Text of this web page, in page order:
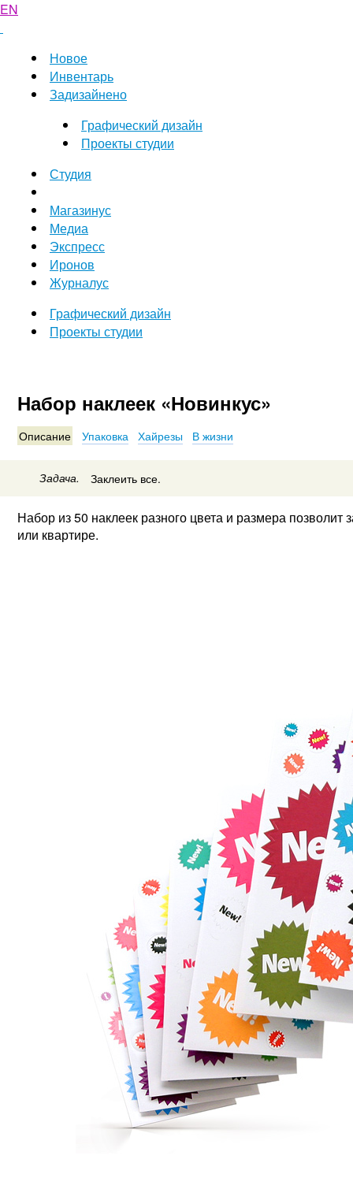
EN
Новое
Инвентарь
Задизайнено
Графический дизайн
Проекты студии
Студия
Магазинус
Медиа
Экспресс
Иронов
Журналус
Графический дизайн
Проекты студии
Набор наклеек «Новинкус»
Описание Упаковка Хайрезы В жизни
Задача. Заклеить все.
Набор из 50 наклеек разного цвета и размера
или квартире.